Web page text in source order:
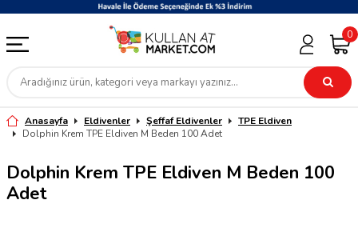
0
Anasayfa Eldivenler Şeffaf Eldivenler
TPE Eldiven
Dolphin Krem TPE Eldiven M Beden 100 Adet
Dolphin Krem TPE Eldiven M Beden 100
Adet